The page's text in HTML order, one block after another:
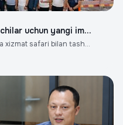
uchun yangi im...
xizmat safari bilan tash...